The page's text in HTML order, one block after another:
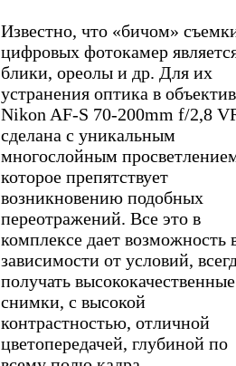
Известно, что «бичом»
цифровых фотокамер
блики, ореолы и др. Для их
устранения оптика в
Nikon AF-S 70-200mm f/2,8
сделана с уникальным
многослойным
которое препятствует
возникновению подобных
переотражений. Все это в
комплексе дает возможность
зависимости от условий,
получать высококачественные
снимки, с высокой
контрастностью, отличной
цветопередачей, глубиной по